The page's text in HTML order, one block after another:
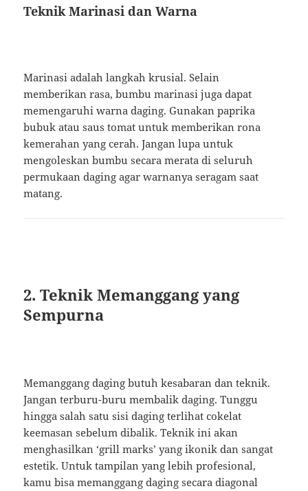
Teknik Marinasi dan Warna
Marinasi adalah langkah krusial. Selain
memberikan rasa, bumbu marinasi juga dapat
memengaruhi warna daging. Gunakan paprika
bubuk atau saus tomat untuk memberikan rona
kemerahan yang cerah. Jangan lupa untuk
mengoleskan bumbu secara merata di seluruh
permukaan daging agar warnanya seragam saat
matang.
2. Teknik Memanggang yang
Sempurna
Memanggang daging butuh kesabaran dan teknik.
Jangan terburu-buru membalik daging. Tunggu
hingga salah satu sisi daging terlihat cokelat
keemasan sebelum dibalik. Teknik ini akan
menghasilkan ‘grill marks’ yang ikonik dan sangat
estetik. Untuk tampilan yang lebih profesional,
kamu bisa memanggang daging secara diagonal